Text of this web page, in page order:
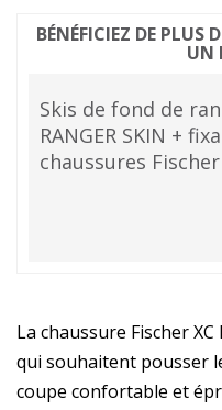
BÉNÉFICIEZ DE PLUS
UN
Skis de fond de
RANGER SKIN +
chaussures
La chaussure Fischer
qui souhaitent pousser
coupe confortable et